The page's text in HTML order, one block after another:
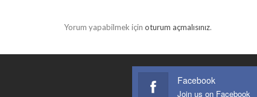
Yorum yapabilmek için oturum açmalısınız.
Facebook
Join us on Facebook